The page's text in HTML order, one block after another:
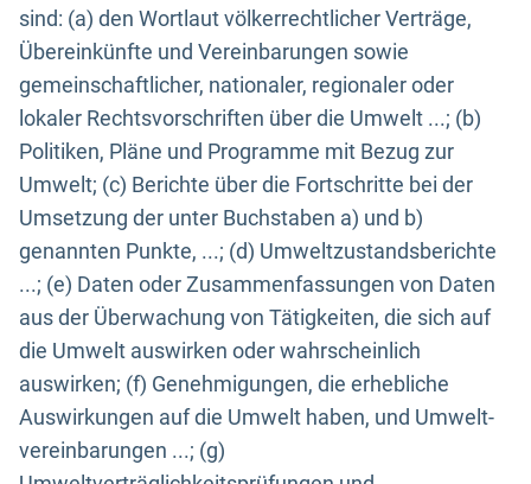
sind: (a) den Wortlaut völkerrechtlicher Verträge,
Übereinkünfte und Vereinbarungen sowie
gemeinschaftlicher, nationaler, regionaler oder
lokaler Rechtsvorschriften über die Umwelt ...; (b)
Politiken, Pläne und Programme mit Bezug zur
Umwelt; (c) Berichte über die Fortschritte bei der
Umsetzung der unter Buchstaben a) und b)
genannten Punkte, ...; (d) Umweltzustandsberichte
...; (e) Daten oder Zusammenfassungen von Daten
aus der Überwachung von Tätigkeiten, die sich auf
die Umwelt auswirken oder wahrscheinlich
auswirken; (f) Genehmigungen, die erhebliche
Auswirkungen auf die Umwelt haben, und Umwelt-
vereinbarungen ...; (g)